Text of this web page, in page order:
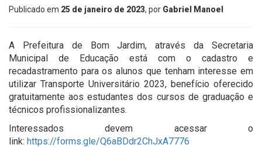
Publicado em 25 de janeiro de 2023, por Gabriel Manoel
A Prefeitura de Bom Jardim, através da Secretaria
Municipal de Educação está com o cadastro e
recadastramento para os alunos que tenham interesse em
utilizar Transporte Universitário 2023, benefício oferecido
gratuitamente aos estudantes dos cursos de graduação e
técnicos profissionalizantes.
Interessados devem acessar o
link: https://forms.gle/Q6aBDdr2ChJxA7776